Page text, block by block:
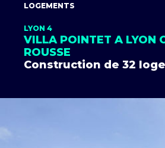
LOGEMENTS
LYON 4
VILLA POINTET A LYON
ROUSSE
Construction de 32